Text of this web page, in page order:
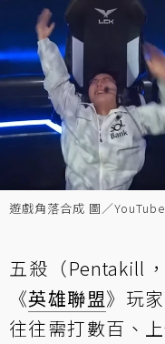
遊戲角落合成 圖／
五殺（Pentakill
《英雄聯盟》玩
往往需打數百、